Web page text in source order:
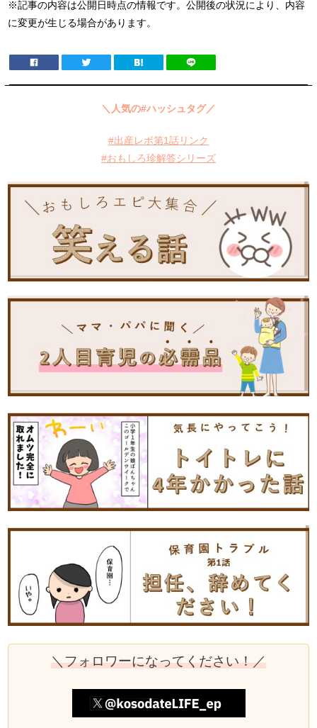
※記事の内容は公開日時点の情報です。公開後の状況により、内容
に変更が生じる場合があります。
＼人気の#ハッシュタグ／
#出産レポ第1話リンク
#おもしろ珍解答シリーズ
＼フォロワーになってください！／